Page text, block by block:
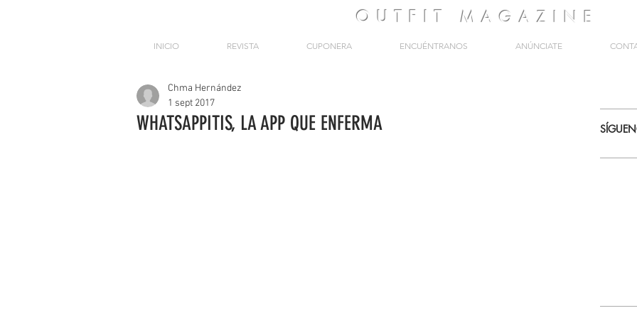
OUTFIT MAGAZINE
INICIO REVISTA CUPONERA ENCUÉNTRANOS ANÚNCIATE
WHATSAPPITIS, LA APP QUE ENFERMA
Chma Hernández
1 sept 2017